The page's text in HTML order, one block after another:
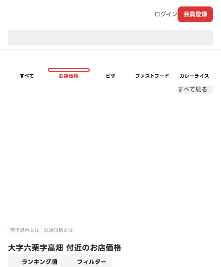
ログイン 会員登録
すべて お店価格 ピザ ファストフード カレーライス
すべて見る
標準送料とは お店価格とは
大字六栗字高畑 付近のお店価格
ランキング順 フィルター